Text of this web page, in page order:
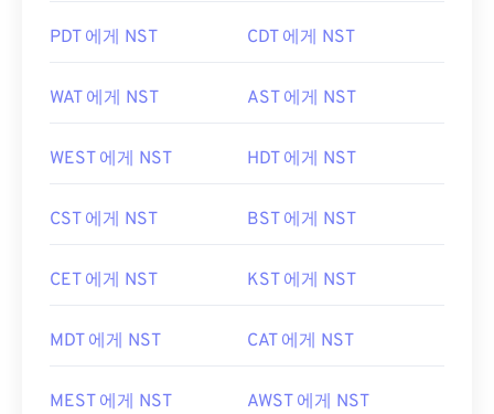
PDT 에게 NST CDT 에게 NST
WAT 에게 NST AST 에게 NST
WEST 에게 NST HDT 에게 NST
CST 에게 NST BST 에게 NST
CET 에게 NST KST 에게 NST
MDT 에게 NST CAT 에게 NST
MEST 에게 NST AWST 에게 NST